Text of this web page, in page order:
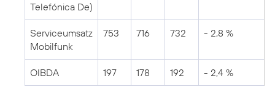
Telefónica De)
Serviceumsatz
Mobilfunk
753 716 732 - 2,8 %
OIBDA 197 178 192 - 2,4 %